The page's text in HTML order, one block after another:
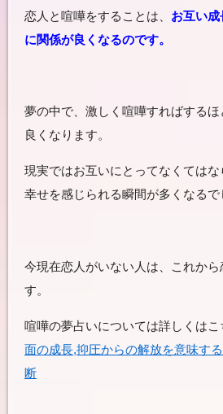
恋人と喧嘩をすることは、 お互い
に関係が良くなるのです。
夢の中で、激しく喧嘩すればする
良くなります。
現実ではお互いにとってなくてはな
幸せを感じられる瞬間が多くなるで
今現在恋人がいない人は、これか
す。
喧嘩の夢占いについては詳しくはこ
面の成長,抑圧からの解放を意味す
断